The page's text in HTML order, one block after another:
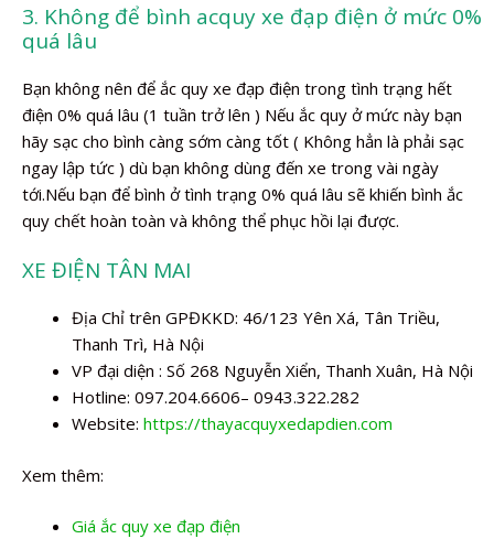
3. Không để bình acquy xe đạp điện ở mức 0%
quá lâu
Bạn không nên để ắc quy xe đạp điện trong tình trạng hết
điện 0% quá lâu (1 tuần trở lên ) Nếu ắc quy ở mức này bạn
hãy sạc cho bình càng sớm càng tốt ( Không hẳn là phải sạc
ngay lập tức ) dù bạn không dùng đến xe trong vài ngày
tới.Nếu bạn để bình ở tình trạng 0% quá lâu sẽ khiến bình ắc
quy chết hoàn toàn và không thể phục hồi lại được.
XE ĐIỆN TÂN MAI
Địa Chỉ trên GPĐKKD: 46/123 Yên Xá, Tân Triều,
Thanh Trì, Hà Nội
VP đại diện : Số 268 Nguyễn Xiển, Thanh Xuân, Hà Nội
Hotline: 097.204.6606– 0943.322.282
Website: https://thayacquyxedapdien.com
Xem thêm:
Giá ắc quy xe đạp điện